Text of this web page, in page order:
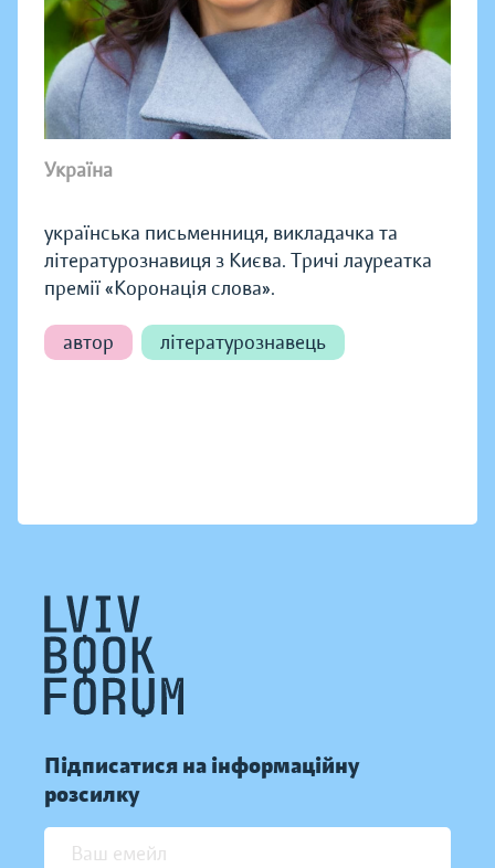
Україна
українська письменниця, викладачка та
літературознавиця з Києва. Тричі лауреатка
премії «Коронація слова».
автор літературознавець
Підписатися на інформаційну
розсилку